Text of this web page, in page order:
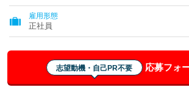
雇用形態
正社員
志望動機・自己PR不要 応募フォ